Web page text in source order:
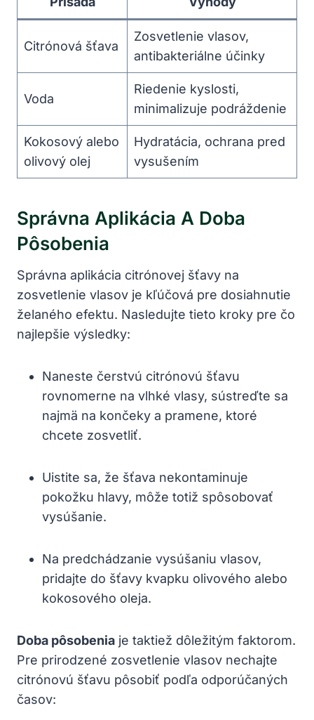
Citrónová šťava
Zosvetlenie vlasov,
antibakteriálne účinky
Voda
Riedenie kyslosti,
minimalizuje podráždenie
Kokosový alebo
olivový olej
Hydratácia, ochrana pred
vysušením
Správna Aplikácia A Doba
Pôsobenia
Správna aplikácia citrónovej šťavy na
zosvetlenie vlasov je kľúčová pre dosiahnutie
želaného efektu. Nasledujte tieto kroky pre čo
najlepšie výsledky:
Naneste čerstvú citrónovú šťavu
rovnomerne na vlhké vlasy, sústreďte sa
najmä na končeky a pramene, ktoré
chcete zosvetliť.
Uistite sa, že šťava nekontaminuje
pokožku hlavy, môže totiž spôsobovať
vysúšanie.
Na predchádzanie vysúšaniu vlasov,
pridajte do šťavy kvapku olivového alebo
kokosového oleja.
Doba pôsobenia je taktiež dôležitým faktorom.
Pre prirodzené zosvetlenie vlasov nechajte
citrónovú šťavu pôsobiť podľa odporúčaných
časov: